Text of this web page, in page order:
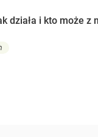
działa i kto może z